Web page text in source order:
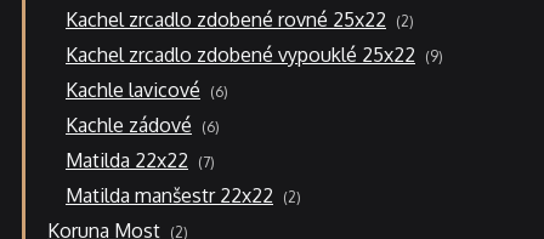
Kachel zrcadlo zdobené rovné 25x22 22
produkty
Kachel zrcadlo zdobené vypouklé 25x22 99
produktů
Kachle lavicové 66
produktů
Kachle zádové 66
produktů
Matilda 22x22 77
produktů
Matilda manšestr 22x22 22
produkty
Koruna Most 22